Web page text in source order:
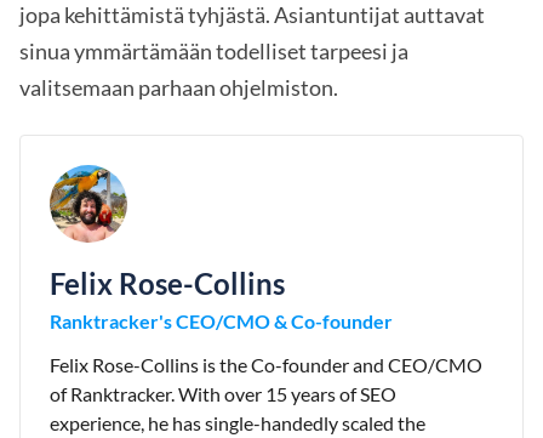
jopa kehittämistä tyhjästä. Asiantuntijat auttavat
sinua ymmärtämään todelliset tarpeesi ja
valitsemaan parhaan ohjelmiston.
Felix Rose-Collins
Ranktracker's CEO/CMO & Co-founder
Felix Rose-Collins is the Co-founder and CEO/CMO
of Ranktracker. With over 15 years of SEO
experience, he has single-handedly scaled the